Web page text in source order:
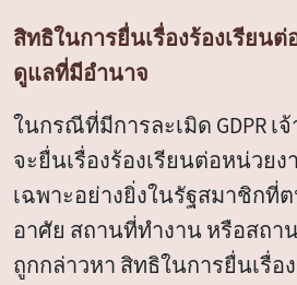
สิทธิในการยื่นเรื่องร้องเรียน
ดูแลที่มีอำนาจ
ในกรณีที่มีการละเมิด GDPR
จะยื่นเรื่องร้องเรียนต่อหน่วย
เฉพาะอย่างยิ่งในรัฐสมาชิกที่
อาศัย สถานที่ทำงาน หรือสถา
ถูกกล่าวหา สิทธิในการยื่นเรื่อ